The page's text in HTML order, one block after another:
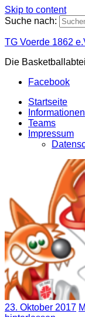
Skip to content
Suche nach:
TG Voerde 1862
Die
Facebook
Startseite
Informationen
Teams
Impressum
23. Oktober 2017